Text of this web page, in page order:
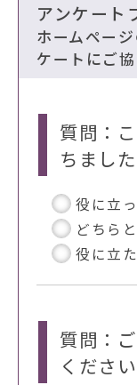
アンケート
ホームペー
ケートにご
質問：
ちまし
役に立
どちら
役に立
質問：
ください